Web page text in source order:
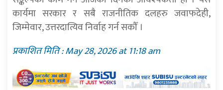
कार्यमा सरकार र सबै राजनीतिक दलहरु जवाफदेही,
जिम्मेवार, उत्तरदात्यिव निर्वाह गर्न सकौँ ।
प्रकाशित मिति : May 28, 2026 at 11:18 am